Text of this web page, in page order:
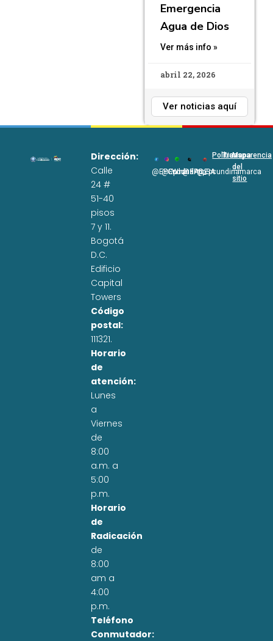
Emergencia
Agua de Dios
Ver más info »
abril 22, 2026
Ver noticias aquí
Dirección:
Calle
24 #
51-40
pisos
7 y 11.
Bogotá
D.C.
Edificio
Capital
Towers
Código
postal:
111321.
Horario
de
atención:
Lunes
a
Viernes
de
8:00
a.m. a
5:00
p.m.
Horario
de
Radicación
de
8:00
am a
4:00
p.m.
Teléfono
Conmutador:
@EPCundi
@Epcundi
WhatsApp
@EPC_SA
@Epcundinamarca
Políticas
Transparencia
Mapa
del
sitio